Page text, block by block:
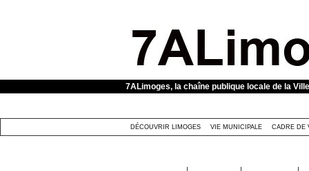
7ALimoges, la chaîne publique locale de la
DÉCOUVRIR LIMOGES VIE MUNICIPALE CADRE DE